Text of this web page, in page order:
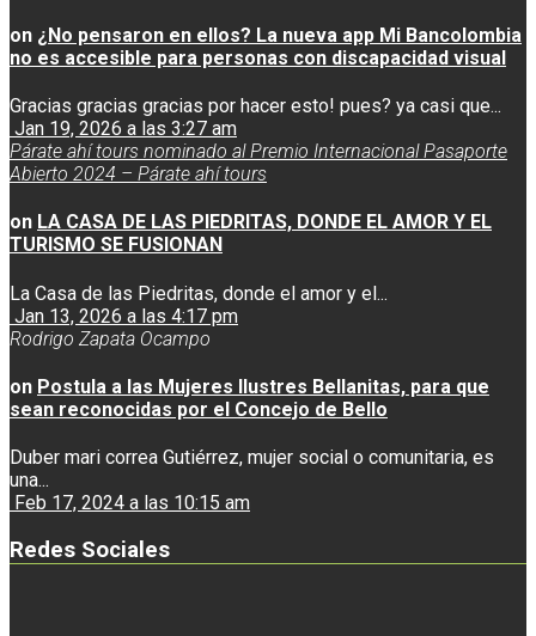
on ¿No pensaron en ellos? La nueva app Mi Bancolombia
no es accesible para personas con discapacidad visual
Gracias gracias gracias por hacer esto! pues? ya casi que...
Jan 19, 2026 a las 3:27 am
Párate ahí tours nominado al Premio Internacional Pasaporte
Abierto 2024 – Párate ahí tours
on LA CASA DE LAS PIEDRITAS, DONDE EL AMOR Y EL
TURISMO SE FUSIONAN
La Casa de las Piedritas, donde el amor y el...
Jan 13, 2026 a las 4:17 pm
Rodrigo Zapata Ocampo
on Postula a las Mujeres Ilustres Bellanitas, para que
sean reconocidas por el Concejo de Bello
Duber mari correa Gutiérrez, mujer social o comunitaria, es
una...
Feb 17, 2024 a las 10:15 am
Redes Sociales